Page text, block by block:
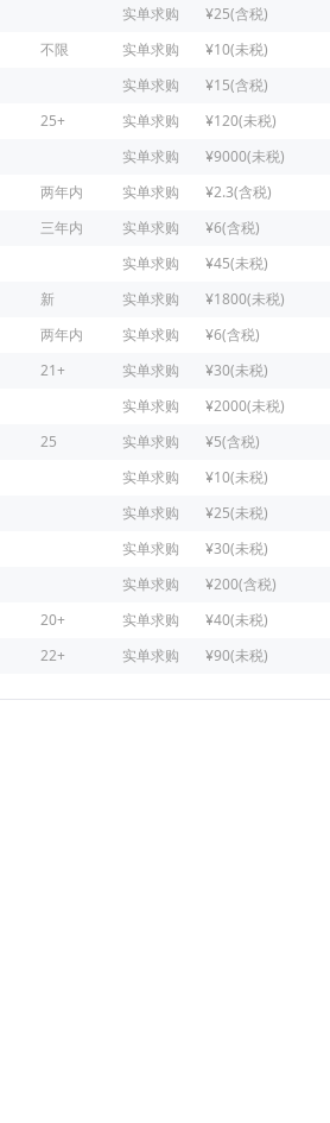
实单求购 ¥25(含税)
不限 实单求购 ¥10(未税)
实单求购 ¥15(含税)
25+ 实单求购 ¥120(未税)
实单求购 ¥9000(未税)
两年内 实单求购 ¥2.3(含税)
三年内 实单求购 ¥6(含税)
实单求购 ¥45(未税)
新 实单求购 ¥1800(未税)
两年内 实单求购 ¥6(含税)
21+ 实单求购 ¥30(未税)
实单求购 ¥2000(未税)
25 实单求购 ¥5(含税)
实单求购 ¥10(未税)
实单求购 ¥25(未税)
实单求购 ¥30(未税)
实单求购 ¥200(含税)
20+ 实单求购 ¥40(未税)
22+ 实单求购 ¥90(未税)